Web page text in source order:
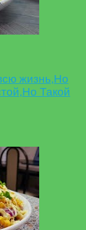
жизнь,Но
Такой